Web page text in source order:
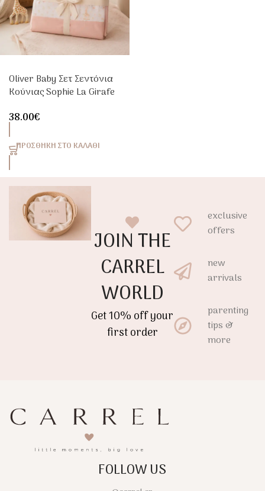
Oliver Baby Σετ Σεντόνια
Κούνιας Sophie La Girafe
38.00€
ΠΡΟΣΘΉΚΗ ΣΤΟ ΚΑΛΆΘΙ
JOIN THE
CARREL
WORLD
Get 10% off your
first order
exclusive
offers
new
arrivals
parenting
tips &
more
FOLLOW US